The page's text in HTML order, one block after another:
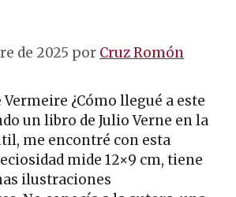
de 2025 por Cruz Romón
Vermeire ¿Cómo llegué a este
un libro de Julio Verne en la
me encontré con esta
mide 12×9 cm, tiene
ilustraciones